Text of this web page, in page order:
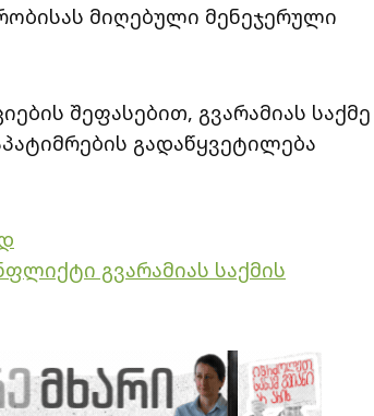
მიღებული მენეჯერული
შეფასებით, გვარამიას საქმე
გადაწყვეტილება
გვარამიას საქმის